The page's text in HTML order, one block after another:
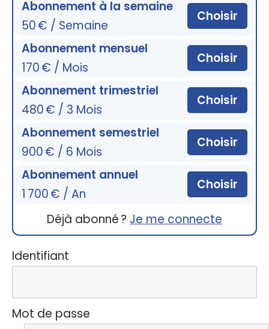
Abonnement à la semaine
50 € / Semaine
Choisir
Abonnement mensuel
170 € / Mois
Choisir
Abonnement trimestriel
480 € / 3 Mois
Choisir
Abonnement semestriel
900 € / 6 Mois
Choisir
Abonnement annuel
1 700 € / An
Choisir
Déjà abonné ? Je me connecte
Identifiant
Mot de passe